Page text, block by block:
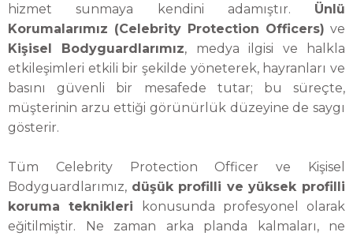
hizmet sunmaya kendini adamıştır. Ünlü
Korumalarımız (Celebrity Protection Officers) ve
Kişisel Bodyguardlarımız, medya ilgisi ve halkla
etkileşimleri etkili bir şekilde yöneterek, hayranları ve
basını güvenli bir mesafede tutar; bu süreçte,
müşterinin arzu ettiği görünürlük düzeyine de saygı
gösterir.
Tüm Celebrity Protection Officer ve Kişisel
Bodyguardlarımız, düşük profilli ve yüksek profilli
koruma teknikleri konusunda profesyonel olarak
eğitilmiştir. Ne zaman arka planda kalmaları, ne